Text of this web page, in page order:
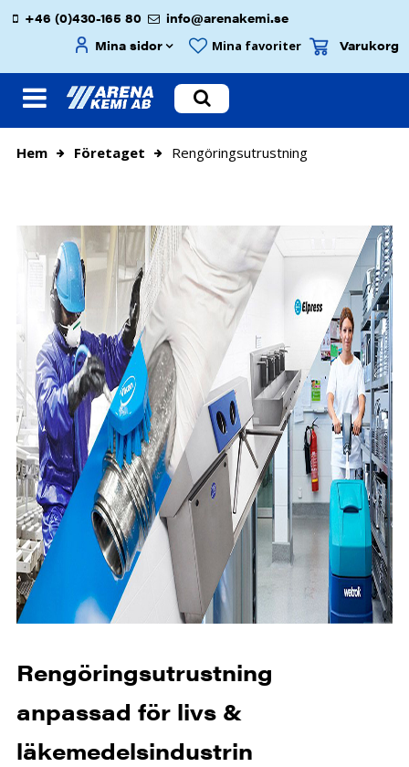
+46 (0)430-165 80
info@arenakemi.se
Mina sidor
Mina favoriter Varukorg
Hem Företaget Rengöringsutrustning
Rengöringsutrustning
anpassad för livs &
läkemedelsindustrin